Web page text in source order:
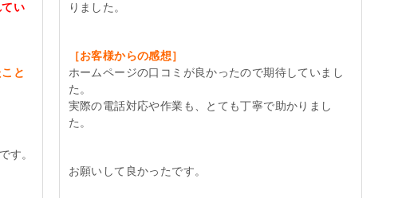
い
と
す。
りました。
［お客様からの感想］
ホームページの口コミが良かったので期待していまし
た。
実際の電話対応や作業も、とても丁寧で助かりまし
た。
お願いして良かったです。